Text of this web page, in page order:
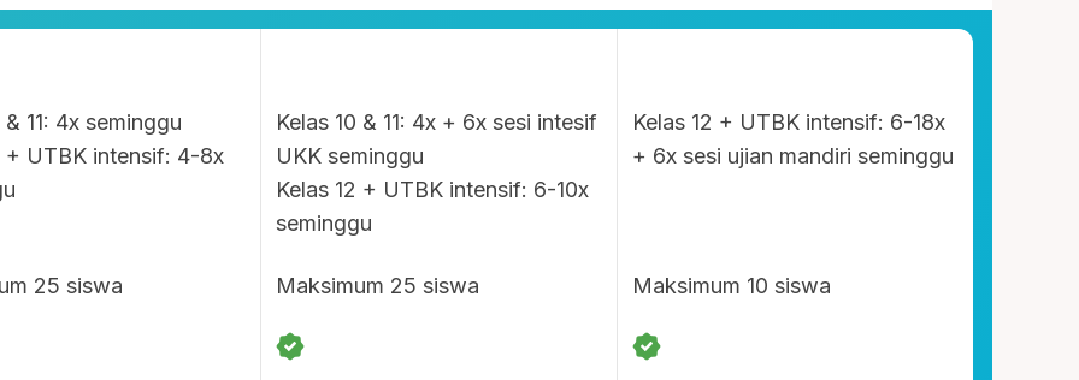
& 11: 4x seminggu
+ UTBK intensif: 4-8x
Kelas 10 & 11: 4x + 6x sesi intesif
UKK seminggu
Kelas 12 + UTBK intensif: 6-10x
seminggu
Kelas 12 + UTBK intensif: 6-18x
+ 6x sesi ujian mandiri seminggu
25 siswa Maksimum 25 siswa Maksimum 10 siswa